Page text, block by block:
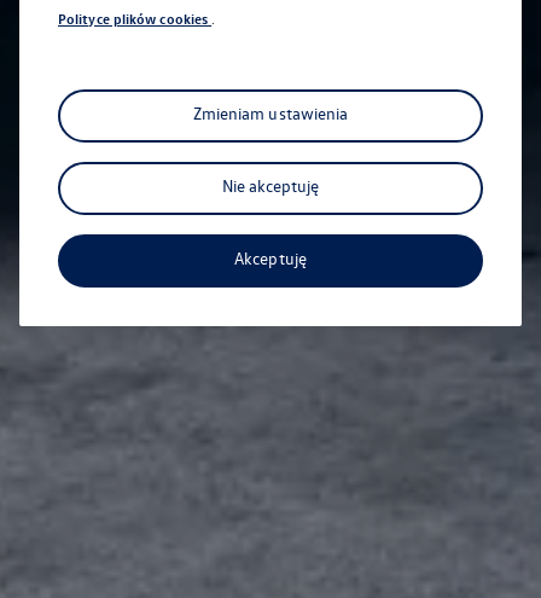
Polityce plików cookies
Zmieniam ustawienia
Nie akceptuję
Akceptuję